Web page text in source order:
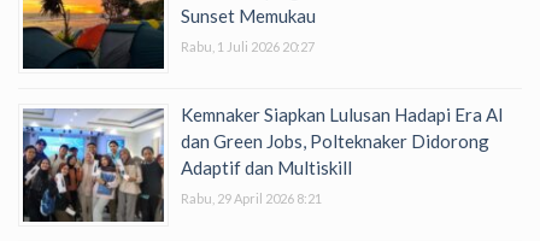
Sunset Memukau
Rabu, 1 Juli 2026 20:27
Kemnaker Siapkan Lulusan Hadapi Era AI
dan Green Jobs, Polteknaker Didorong
Adaptif dan Multiskill
Rabu, 29 April 2026 8:21